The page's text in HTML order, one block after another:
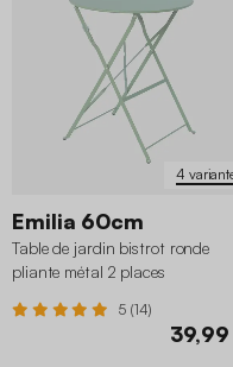
4
Emilia 60cm
Table de jardin bistrot ronde
pliante métal 2 places
5 (14)